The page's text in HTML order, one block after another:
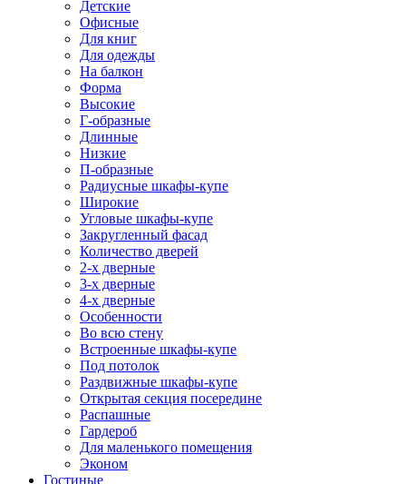
Детские
Офисные
Для книг
Для одежды
На балкон
Форма
Высокие
Г-образные
Длинные
Низкие
П-образные
Радиусные шкафы-купе
Широкие
Угловые шкафы-купе
Закругленный фасад
Количество дверей
2-х дверные
3-х дверные
4-х дверные
Особенности
Во всю стену
Встроенные шкафы-купе
Под потолок
Раздвижные шкафы-купе
Открытая секция посередине
Распашные
Гардероб
Для маленького помещения
Эконом
Гостиные